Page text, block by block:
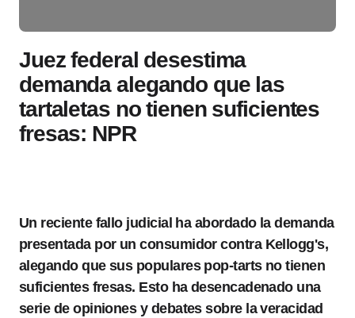
Juez federal desestima
demanda alegando que las
tartaletas no tienen suficientes
fresas: NPR
Un reciente fallo judicial ha abordado la demanda
presentada por un consumidor contra Kellogg's,
alegando que sus populares pop-tarts no tienen
suficientes fresas. Esto ha desencadenado una
serie de opiniones y debates sobre la veracidad